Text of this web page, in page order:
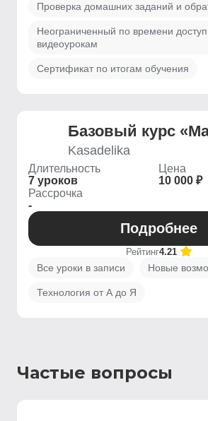
Проверка домашних заданий и
Неограниченный по времени доступ
видеоурокам
Сертификат по итогам обучения
Базовый курс
Kasadelika
Длительность
7 уроков
Цена
10 000 ₽
Рассрочка
-
Подробнее
Рейтинг4.21
Все уроки в записи Новые
Технология от А до Я
Частые вопросы